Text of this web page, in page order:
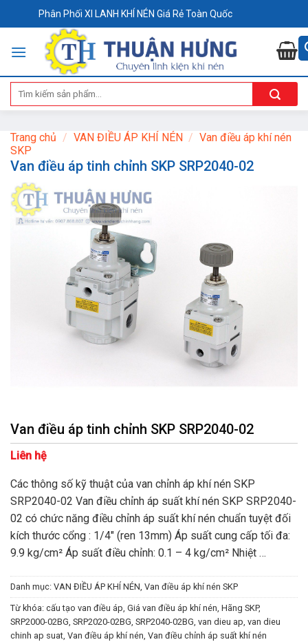
to
Phân Phối XI LANH KHÍ NÉN Giá Rẻ Toàn Quốc
Tìm
kiếm:
Trang chủ / VAN ĐIỀU ÁP KHÍ NÉN / Van điều áp khí nén
SKP
Van điều áp tinh chỉnh SKP SRP2040-02
Van điều áp tinh chỉnh SKP SRP2040-02
Liên hệ
Các thông số kỹ thuật của van chỉnh áp khí nén SKP
SRP2040-02 Van điều chỉnh áp suất khí nén SKP SRP2040-
02 có chức năng điều chỉnh áp suất khí nén chuẩn tuyệt đối
kích thước cổng : 1/4″ (ren 13mm) Áp suất cung cấp tối đa:
9.9 kg/cm² Áp suất điều chỉnh: 0.1 – 4 kg/cm² Nhiệt …
Danh mục: VAN ĐIỀU ÁP KHÍ NÉN, Van điều áp khí nén SKP
Từ khóa: cấu tạo van điều áp, Giá van điều áp khí nén, Hãng SKP,
SRP2000-02BG, SRP2020-02BG, SRP2040-02BG, van dieu ap, van dieu
chinh ap suat, Van điều áp khí nén, Van điều chỉnh áp suất khí nén